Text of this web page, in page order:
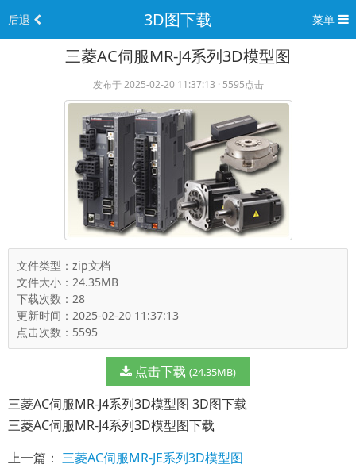
后退 3D图下载 菜单
三菱AC伺服MR-J4系列3D模型图
发布于 2025-02-20 11:37:13 · 5595点击
文件类型：zip文档
文件大小：24.35MB
下载次数：28
更新时间：2025-02-20 11:37:13
点击次数：5595
点击下载 (24.35MB)
三菱AC伺服MR-J4系列3D模型图 3D图下载
三菱AC伺服MR-J4系列3D模型图下载
上一篇： 三菱AC伺服MR-JE系列3D模型图